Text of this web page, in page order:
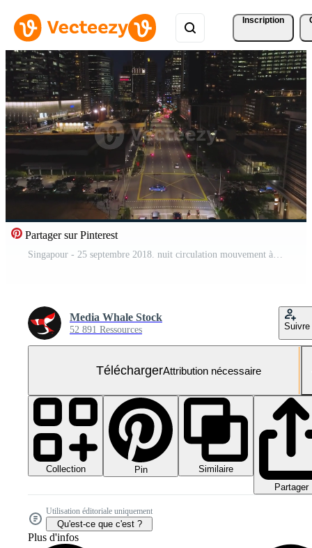
Inscription
Partager sur Pinterest
Singapour - 25 septembre 2018. nuit circulation mouvement à le centre de gros ville, aérien Urbain voir. tir. aérien vue de nuit route avec en mouvement voitures et magnifique bâtiments.
Media Whale Stock
52 891 Ressources Suivre
TéléchargerAttribution nécessaire
Collection Pin
Similaire
Partager
Utilisation éditoriale uniquement
Qu'est-ce que c'est ?
Plus d'infos